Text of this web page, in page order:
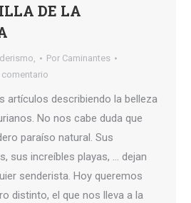
DE LA
Por Caminantes
comentario
artículos describiendo la belleza
No nos cabe duda que
paraíso natural. Sus
sus increíbles playas, … dejan
senderista. Hoy queremos
distinto, el que nos lleva a la